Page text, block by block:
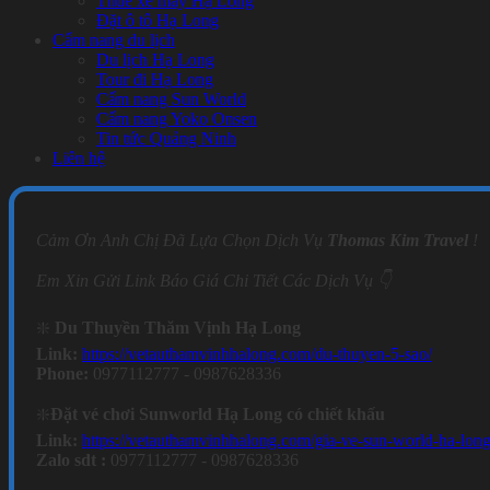
Đặt ô tô Hạ Long
Cẩm nang du lịch
Du lịch Hạ Long
Tour đi Hạ Long
Cẩm nang Sun World
Cẩm nang Yoko Onsen
Tin tức Quảng Ninh
Liên hệ
Cảm Ơn Anh Chị Đã Lựa Chọn Dịch Vụ Thomas Kim Travel !
Em Xin Gửi Link Báo Giá Chi Tiết Các Dịch Vụ 👇
❇️
Du Thuyền Thăm Vịnh Hạ Long
Link: https://vetauthamvinhhalong.com/du-thuyen-5-sao/
Phone: 0977112777 - 0987628336
❇️ Đặt vé chơi Sunworld Hạ Long có chiết khấu
Link: https://vetauthamvinhhalong.com/gia-ve-sun-world-ha-
Zalo sdt : 0977112777 - 0987628336